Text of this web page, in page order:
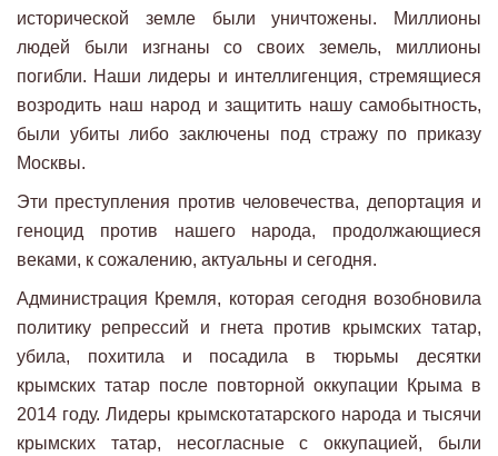
исторической земле были уничтожены. Миллионы
людей были изгнаны со своих земель, миллионы
погибли. Наши лидеры и интеллигенция, стремящиеся
возродить наш народ и защитить нашу самобытность,
были убиты либо заключены под стражу по приказу
Москвы.
Эти преступления против человечества, депортация и
геноцид против нашего народа, продолжающиеся
веками, к сожалению, актуальны и сегодня.
Администрация Кремля, которая сегодня возобновила
политику репрессий и гнета против крымских татар,
убила, похитила и посадила в тюрьмы десятки
крымских татар после повторной оккупации Крыма в
2014 году. Лидеры крымскотатарского народа и тысячи
крымских татар, несогласные с оккупацией, были